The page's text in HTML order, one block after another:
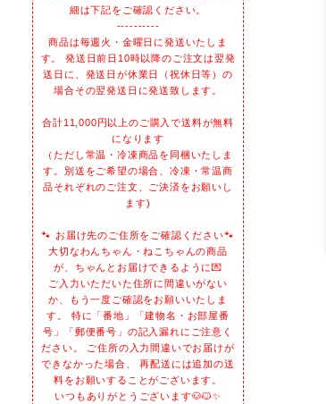
細は下記をご確認ください。
----------
商品は毎週火・金曜日に発送いたしま
す。 発送日前日10時以降のご注文は翌発
送日に、発送日が休業日（祝休日等）の
場合その翌発送日に発送致します。
合計11,000円以上のご購入で送料が無料
になります
（ただし常温・冷凍商品を同梱いたしま
す。別送をご希望の場合、冷凍・常温商
品それぞれのご注文、ご決済をお願いし
ます)
🐾 お届け先のご住所をご確認ください🐾
大切なわんちゃん・ねこちゃんの商品
が、ちゃんとお届けできるように💌
ご入力いただいた住所に間違いがない
か、もう一度ご確認をお願いいたしま
す。 特に「番地」「建物名・お部屋番
号」「郵便番号」の記入漏れにご注意く
ださい。 ご住所の入力間違いでお届けが
できなかった場合、 再配送には追加の送
料をお願いすることがございます。
いつもありがとうございます🐶🐱✨